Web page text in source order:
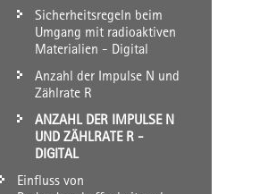
Sicherheitsregeln beim
Umgang mit radioaktiven
Materialien - Digital
Anzahl der Impulse N und
Zählrate R
ANZAHL DER IMPULSE N
UND ZÄHLRATE R -
DIGITAL
Einfluss von